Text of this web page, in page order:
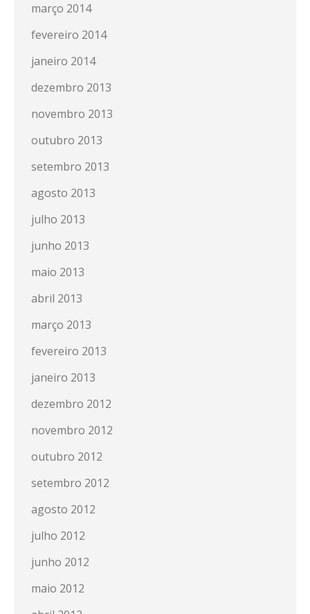
março 2014
fevereiro 2014
janeiro 2014
dezembro 2013
novembro 2013
outubro 2013
setembro 2013
agosto 2013
julho 2013
junho 2013
maio 2013
abril 2013
março 2013
fevereiro 2013
janeiro 2013
dezembro 2012
novembro 2012
outubro 2012
setembro 2012
agosto 2012
julho 2012
junho 2012
maio 2012